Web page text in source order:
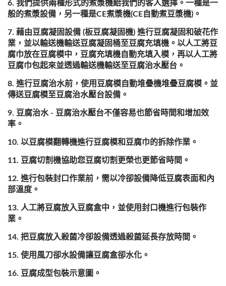
我們提供兩種形式的煮漿機給我們的客人選擇。一種是一
般的煮漿設備，另一種是CE煮漿機(CE自動煮豆漿機)。
藉由豆腐凝固設備 (板豆腐凝固機) 進行豆腐凝固和破花作
業，並以輸送機輸送豆腐凝固桶至豆腐充填機。以人工將豆
腐巾放在豆腐模中，豆腐充填機自動充填入模，再以人工將
豆腐巾包起來並透過輸送機輸送至豆腐治水壓台。
進行豆腐治水前，使用豆腐模自動堆疊機堆疊豆腐模。並
傳送豆腐模至豆腐治水壓台設備。
豆腐治水 - 豆腐治水壓台不僅容易也節省時間和增加效
率。
以豆腐模翻轉機進行豆腐模和豆腐巾的拆除作業。
豆腐切割機協助您豆腐切割更榮也更節省時間。
進行包裝封口作業前，需以冷卻設備降低豆腐表面和內
部溫度。
人工將豆腐放入豆腐盒中，並使用封口機進行包裝作
業。
把豆腐放入殺菌冷卻設備透過殺菌延長存放時間。
使用風刀卻水設備讓豆腐盒卻水化。
豆腐成型包裝示意圖。